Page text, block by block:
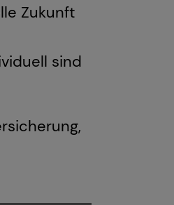
Zukunft
sind